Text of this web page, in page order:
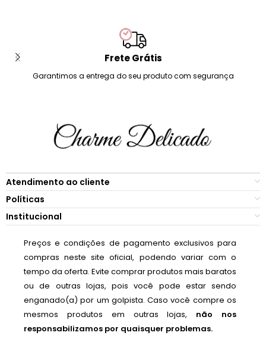
Frete Grátis
Garantimos a entrega do seu produto com segurança
Atendimento ao cliente
Políticas
Institucional
Preços e condições de pagamento exclusivos para
compras neste site oficial, podendo variar com o
tempo da oferta. Evite comprar produtos mais baratos
ou de outras lojas, pois você pode estar sendo
enganado(a) por um golpista. Caso você compre os
mesmos produtos em outras lojas, não nos
responsabilizamos por quaisquer problemas.